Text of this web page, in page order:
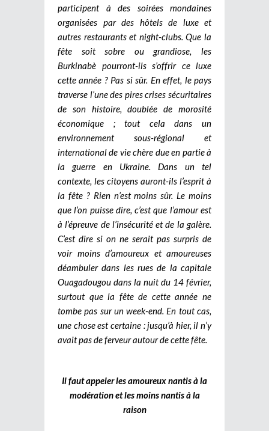
participent à des soirées mondaines
organisées par des hôtels de luxe et
autres restaurants et night-clubs. Que la
fête soit sobre ou grandiose, les
Burkinabè pourront-ils s’offrir ce luxe
cette année ? Pas si sûr. En effet, le pays
traverse l’une des pires crises sécuritaires
de son histoire, doublée de morosité
économique ; tout cela dans un
environnement sous-régional et
international de vie chère due en partie à
la guerre en Ukraine. Dans un tel
contexte, les citoyens auront-ils l’esprit à
la fête ? Rien n’est moins sûr. Le moins
que l’on puisse dire, c’est que l’amour est
à l’épreuve de l’insécurité et de la galère.
C’est dire si on ne serait pas surpris de
voir moins d’amoureux et amoureuses
déambuler dans les rues de la capitale
Ouagadougou dans la nuit du 14 février,
surtout que la fête de cette année ne
tombe pas sur un week-end. En tout cas,
une chose est certaine : jusqu’à hier, il n’y
avait pas de ferveur autour de cette fête.
Il faut appeler les amoureux nantis à la
modération et les moins nantis à la
raison